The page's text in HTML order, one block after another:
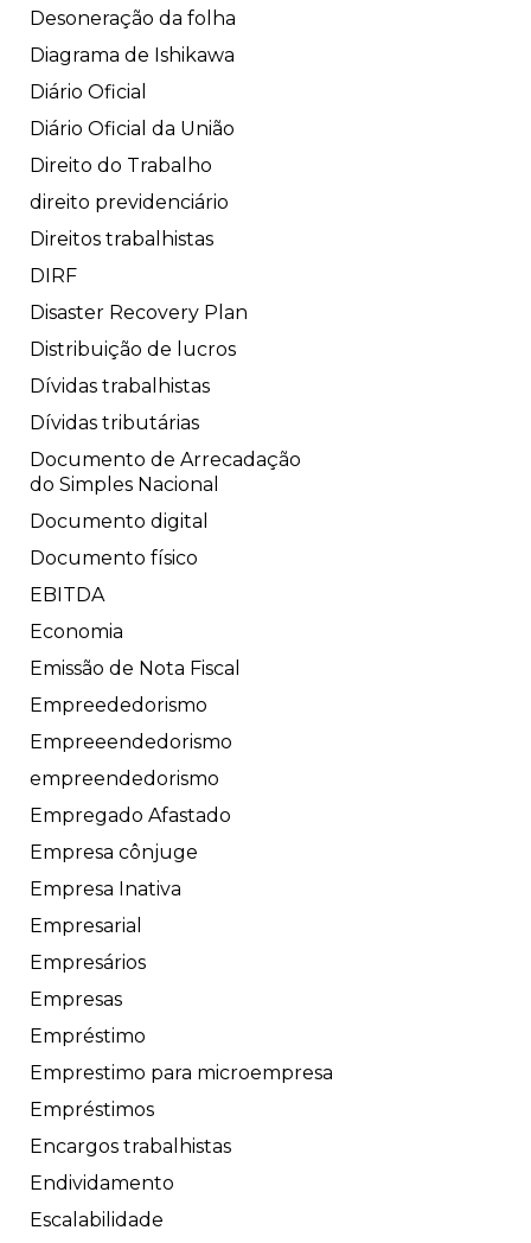
Desoneração da folha
Diagrama de Ishikawa
Diário Oficial
Diário Oficial da União
Direito do Trabalho
direito previdenciário
Direitos trabalhistas
DIRF
Disaster Recovery Plan
Distribuição de lucros
Dívidas trabalhistas
Dívidas tributárias
Documento de Arrecadação
do Simples Nacional
Documento digital
Documento físico
EBITDA
Economia
Emissão de Nota Fiscal
Empreededorismo
Empreeendedorismo
empreendedorismo
Empregado Afastado
Empresa cônjuge
Empresa Inativa
Empresarial
Empresários
Empresas
Empréstimo
Emprestimo para microempresa
Empréstimos
Encargos trabalhistas
Endividamento
Escalabilidade